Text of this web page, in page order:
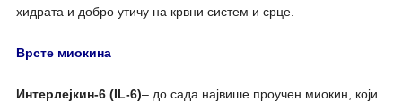
хидрата и добро утичу на крвни систем и срце.
Врсте миокина
Интерлејкин-6 (IL-6)– до сада највише проучен миокин, који